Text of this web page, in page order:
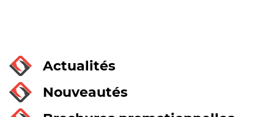
Actualités
Nouveautés